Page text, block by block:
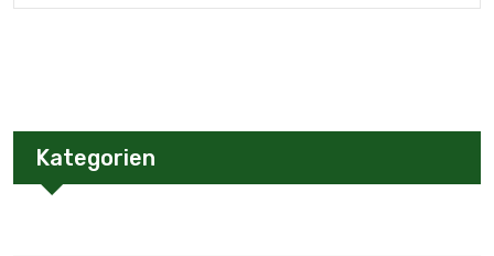
Kategorien